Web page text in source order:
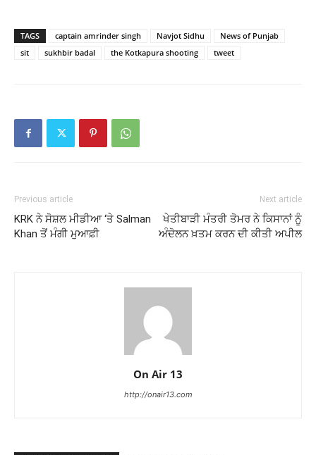
TAGS captain amrinder singh Navjot Sidhu
News of Punjab
sit
sukhbir badal the Kotkapura shooting tweet
Previous article
KRK ਨੇ ਸੋਸ਼ਲ ਮੀਡੀਆ ‘ਤੇ Salman
Khan ਤੋਂ ਮੰਗੀ ਮੁਆਫ਼ੀ
Next article
ਖੇਤੀਬਾੜੀ ਮੰਤਰੀ ਤੋਮਰ ਨੇ ਕਿਸਾਨਾਂ ਨੂੰ
ਅੰਦੋਲਨ ਖ਼ਤਮ ਕਰਨ ਦੀ ਕੀਤੀ ਅਪੀਲ
On Air 13
http://onair13.com